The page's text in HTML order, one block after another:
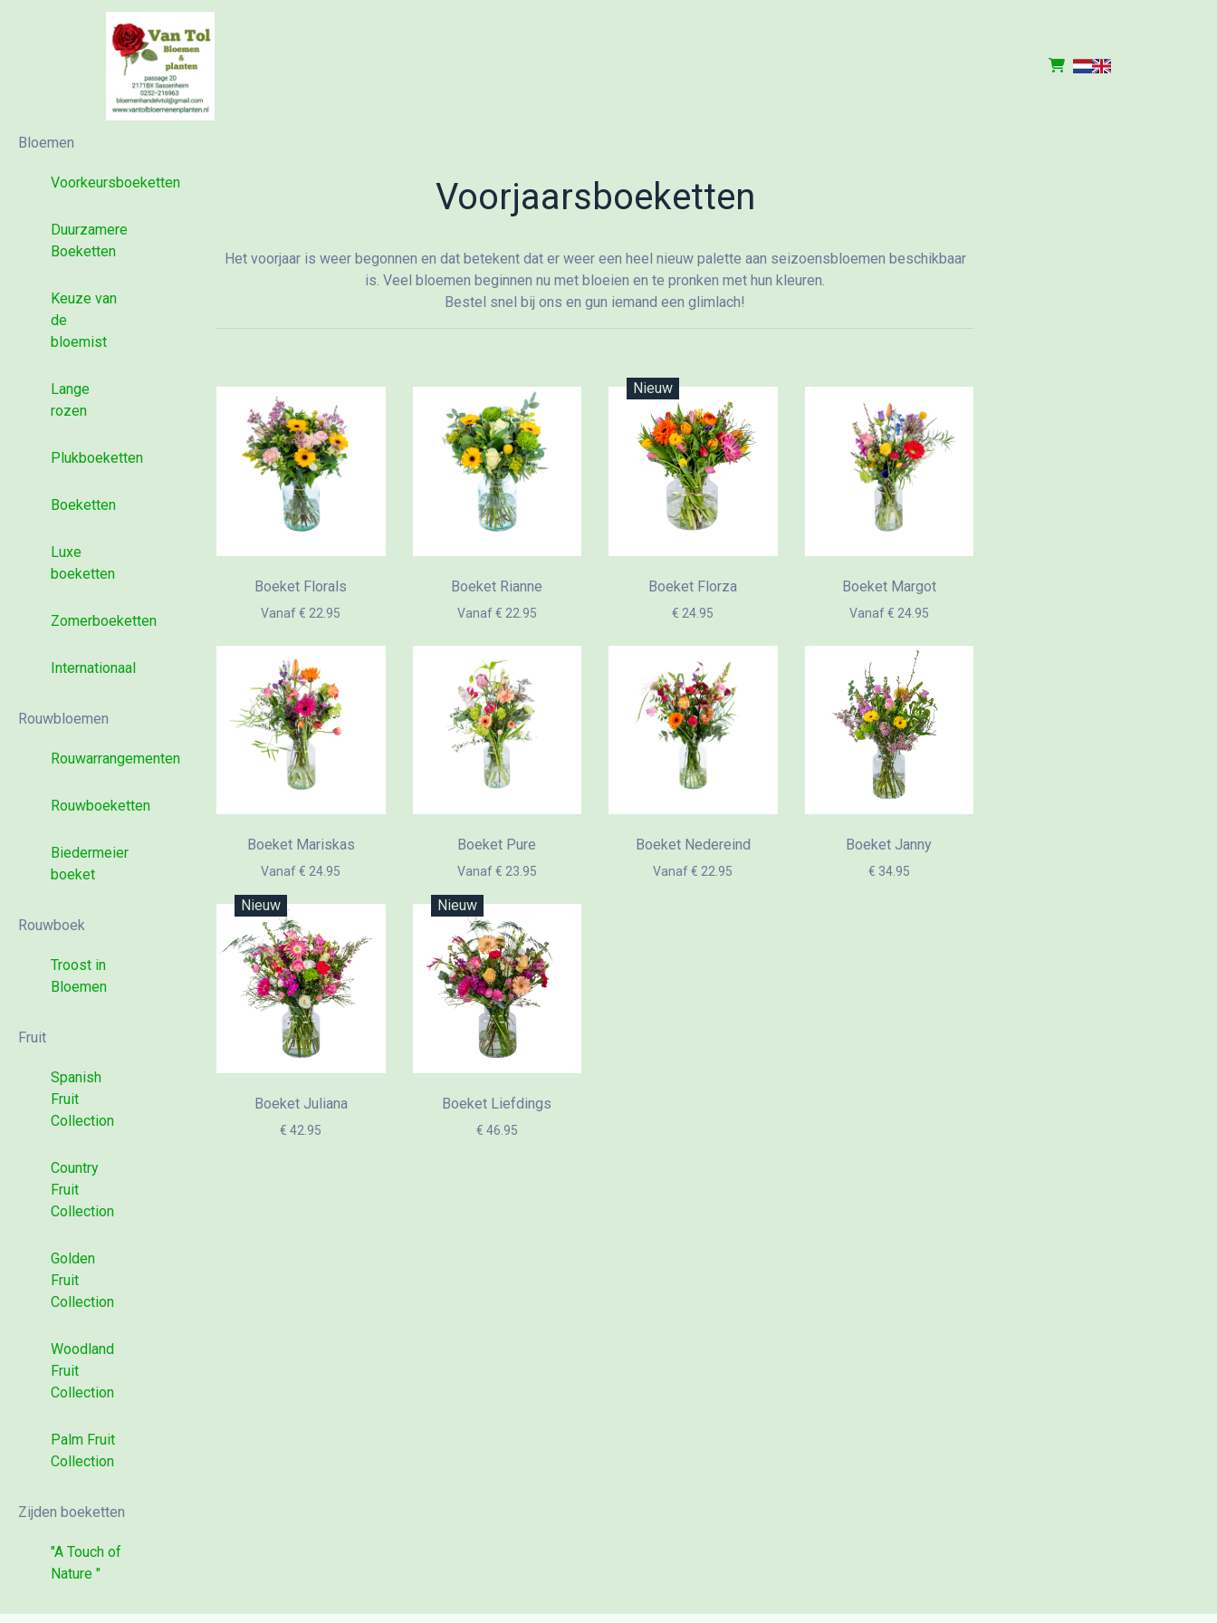
Bloemen
Voorkeursboeketten
Duurzamere
Boeketten
Keuze van
de
bloemist
Lange
rozen
Plukboeketten
Boeketten
Luxe
boeketten
Zomerboeketten
Internationaal
Rouwbloemen
Rouwarrangementen
Rouwboeketten
Biedermeier
boeket
Rouwboek
Troost in
Bloemen
Fruit
Spanish
Fruit
Collection
Country
Fruit
Collection
Golden
Fruit
Collection
Woodland
Fruit
Collection
Palm Fruit
Collection
Zijden boeketten
"A Touch of
Nature "
Voorjaarsboeketten
Het voorjaar is weer begonnen en dat betekent dat er weer een heel nieuw palette aan seizoensbloemen beschikbaar
is. Veel bloemen beginnen nu met bloeien en te pronken met hun kleuren.
Bestel snel bij ons en gun iemand een glimlach!
Boeket Florals
Vanaf € 22.95
Boeket Rianne
Vanaf € 22.95
Nieuw
Boeket Florza
€ 24.95
Boeket Margot
Vanaf € 24.95
Boeket Mariskas
Vanaf € 24.95
Boeket Pure
Vanaf € 23.95
Boeket Nedereind
Vanaf € 22.95
Boeket Janny
€ 34.95
Nieuw
Boeket Juliana
€ 42.95
Nieuw
Boeket Liefdings
€ 46.95